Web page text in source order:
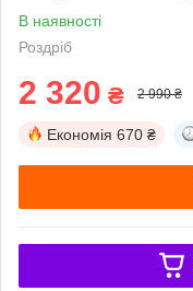
В наявності
Роздріб
2 320 ₴ 2 990 ₴
Економія 670 ₴